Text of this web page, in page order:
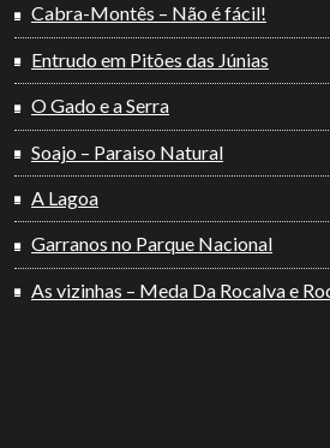
Cabra-Montês – Não é fácil!
Entrudo em Pitões das Júnias
O Gado e a Serra
Soajo – Paraiso Natural
A Lagoa
Garranos no Parque Nacional
As vizinhas – Meda Da Rocalva e